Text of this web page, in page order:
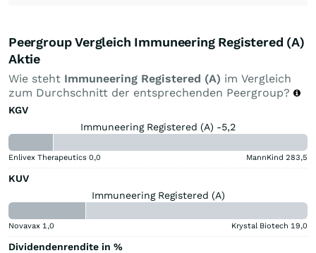
Peergroup Vergleich Immuneering Registered (A)
Aktie
Wie steht Immuneering Registered (A) im Vergleich
zum Durchschnitt der entsprechenden Peergroup?
KGV
Immuneering Registered (A) -5,2
Enlivex Therapeutics 0,0 MannKind 283,5
KUV
Immuneering Registered (A)
Novavax 1,0 Krystal Biotech 19,0
Dividendenrendite in %